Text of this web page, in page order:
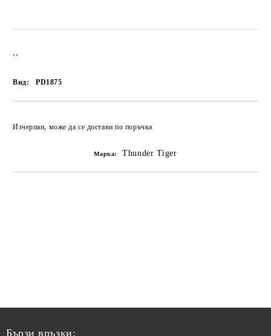
..
Вид: PD1875
Изчерпан, може да се достави по поръчка
Марка: Thunder Tiger
Бързи връзки: